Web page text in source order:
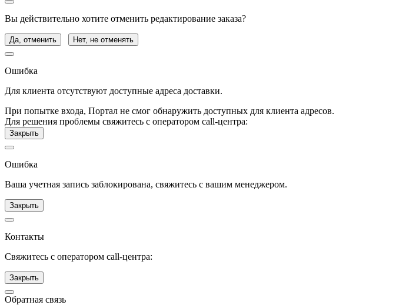
Вы действительно хотите отменить редактирование заказа?
Да, отменить Нет, не отменять
Ошибка
Для клиента отсутствуют доступные адреса доставки.
При попытке входа, Портал не смог обнаружить доступных для клиента адресов.
Для решения проблемы свяжитесь с оператором call-центра:
Закрыть
Ошибка
Ваша учетная запись заблокирована, свяжитесь с вашим менеджером.
Закрыть
Контакты
Свяжитесь с оператором call-центра:
Закрыть
Обратная связь